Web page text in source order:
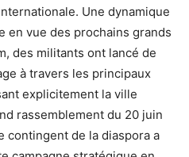
Une dynamique
en vue des prochains grands
des militants ont lancé de
à travers les principaux
explicitement la ville
rassemblement du 20 juin
contingent de la diaspora a